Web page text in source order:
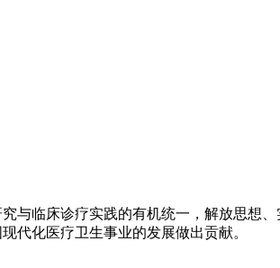
与临床诊疗实践的有机统一，解放思想
代化医疗卫生事业的发展做出贡献。